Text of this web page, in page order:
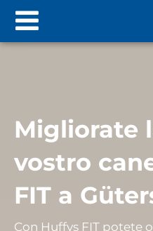
Migliorate
vostro
FIT a
Con Huffys FIT potete